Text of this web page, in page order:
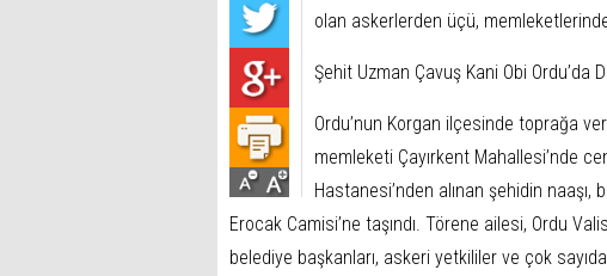
olan askerlerden üçü,
Şehit Uzman Çavuş Kani Obi Ordu’da
Ordu’nun Korgan ilçesinde toprağa
memleketi Çayırkent Mahallesi’nde
Hastanesi’nden alınan şehidin
Erocak Camisi’ne taşındı. Törene ailesi, Ordu
belediye başkanları, askeri yetkililer ve çok